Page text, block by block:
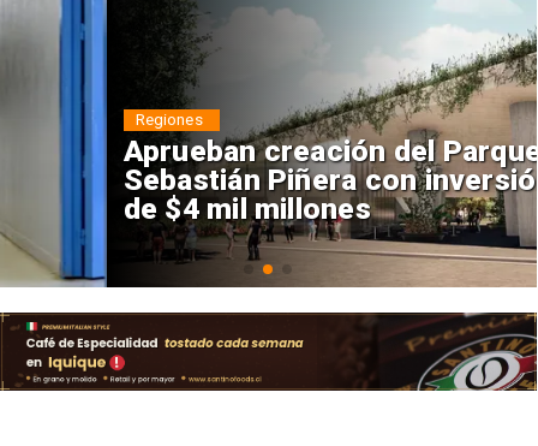
Aprueban creación del Parque
Sebastián Piñera con inversión
de $4 mil millones